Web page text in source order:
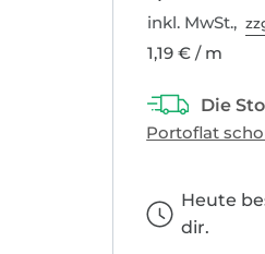
inkl. MwSt.,
1,19 € / m
Heute
dir.